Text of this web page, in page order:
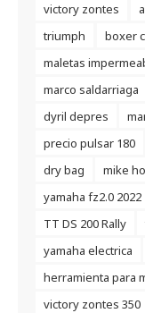
victory zontes
triumph
boxer
maletas
marco saldarriaga
dyril depres
precio pulsar 180
dry bag
mike
yamaha fz2.0 2022
TT DS 200 Rally
yamaha electrica
herramienta para
victory zontes 350